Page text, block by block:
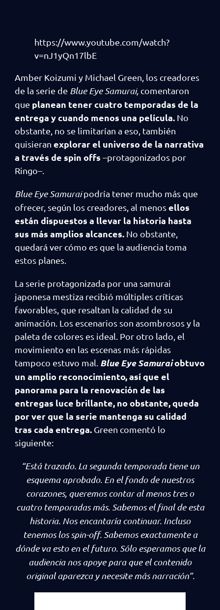
https://www.youtube.com/watch?
v=nJ1yQn17lbE
Amber Koizumi y Michael Green, los creadores
de la serie de Blue Eye Samurai, comentaron
que planean tener cuatro temporadas de la
entrega y cuando menos una película. No
obstante, no se limitarían a eso, también
quisieran explorar el universo de la narrativa
a través de spin offs –protagonizados por
Ringo–.
Blue Eye Samuraipodría tener mucho más que
ofrecer, según los creadores, al menosellos
están dispuestos a llevar la historia hasta
sus más amplios alcances. No obstante,
quedará ver cómo es que la audiencia toma
estos planes.
La serie protagonizada por una samurai
japonesa mestiza recibió múltiples críticas
favorables, que resaltan la calidad de su
animación. Los escenarios son asombrosos y la
paleta de colores es ideal. Por otro lado, el
movimiento en las escenas más rápidas
tampoco estuvo mal. Blue Eye Samuraiobtuvo
un amplio reconocimiento, así que el
panorama para la renovación de las
entregas luce brillante, no obstante, queda
por ver que la serie mantenga su calidad
tras cada entrega. Green comentó lo
siguiente:
“Está trazado. La segunda temporada tiene un
esquema aprobado. En el fondo de nuestros
corazones, queremos contar al menos tres o
cuatro temporadas más. Sabemos el final de esta
historia. Nos encantaría continuar. Incluso
tenemos los spin-off. Sabemos exactamente a
dónde va esto en el futuro. Sólo esperamos que la
audiencia nos apoye para que el contenido
original aparezca y necesite más narración”.